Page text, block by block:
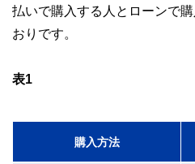
このように編集経験豊富
払いで購入する人とローンで
おりです。
表1
購入方法